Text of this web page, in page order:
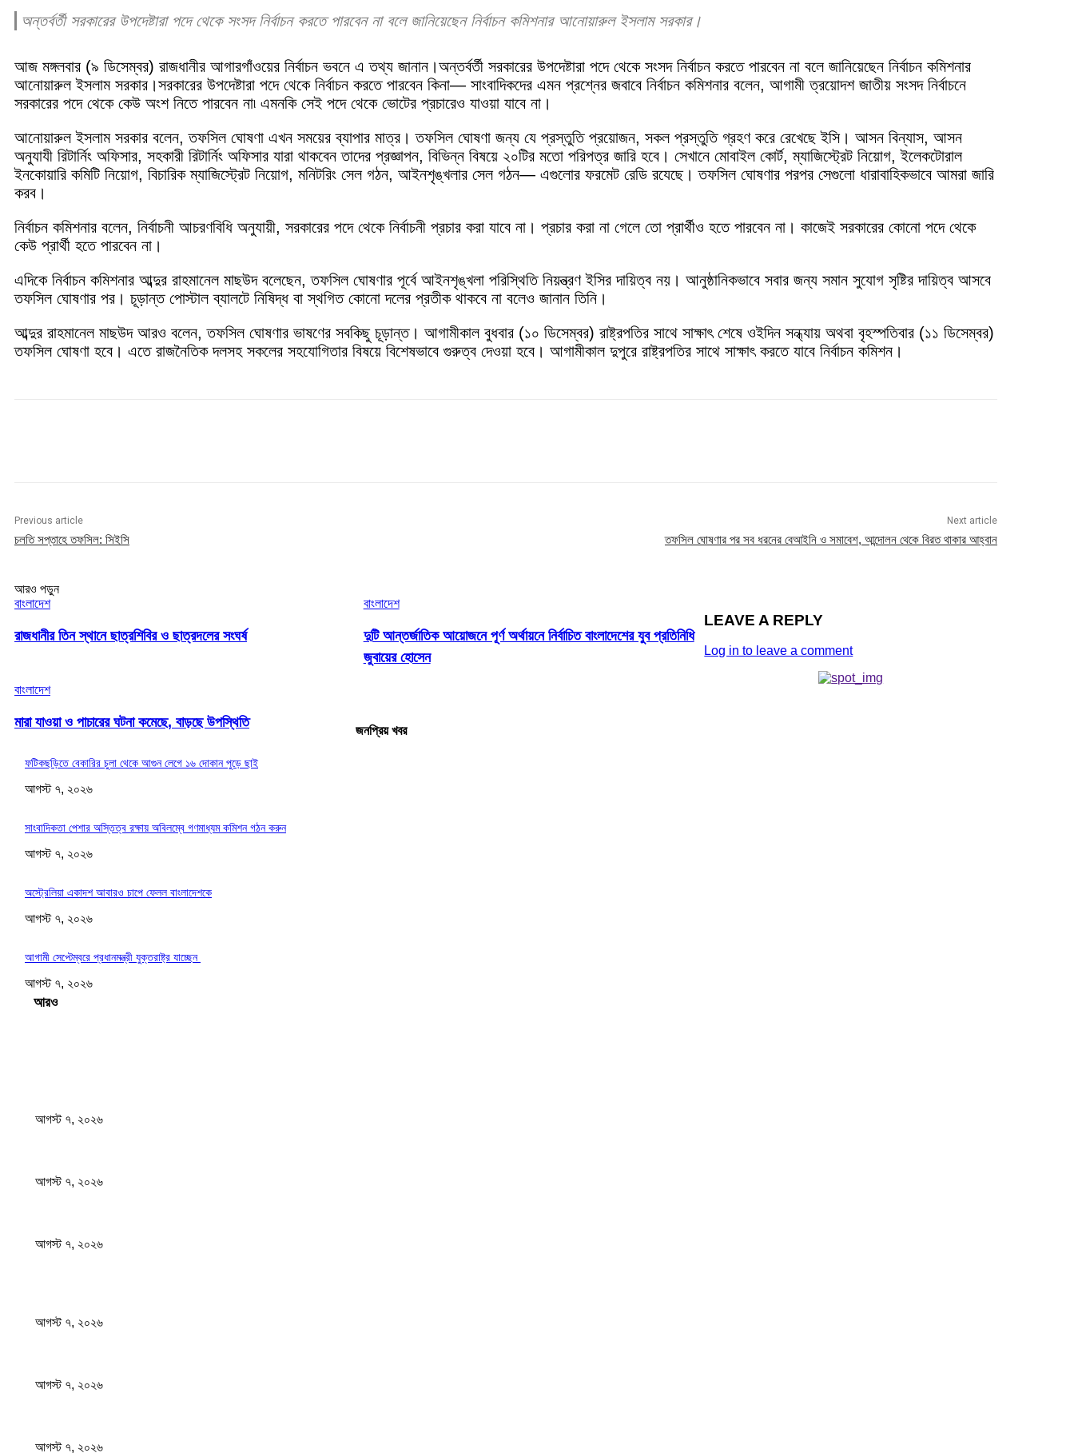
অন্তর্বর্তী সরকারের উপদেষ্টারা পদে থেকে সংসদ নির্বাচন করতে পারবেন না বলে জানিয়েছেন নির্বাচন কমিশনার আনোয়ারুল ইসলাম সরকার।
আজ মঙ্গলবার (৯ ডিসেম্বর) রাজধানীর আগারগাঁওয়ের নির্বাচন ভবনে এ তথ্য জানান।অন্তর্বর্তী সরকারের উপদেষ্টারা পদে থেকে সংসদ নির্বাচন করতে পারবেন না বলে জানিয়েছেন নির্বাচন কমিশনার
আনোয়ারুল ইসলাম সরকার।সরকারের উপদেষ্টারা পদে থেকে নির্বাচন করতে পারবেন কিনা— সাংবাদিকদের এমন প্রশ্নের জবাবে নির্বাচন কমিশনার বলেন, আগামী ত্রয়োদশ জাতীয় সংসদ নির্বাচনে
সরকারের পদে থেকে কেউ অংশ নিতে পারবেন না৷ এমনকি সেই পদে থেকে ভোটের প্রচারেও যাওয়া যাবে না।
আনোয়ারুল ইসলাম সরকার বলেন, তফসিল ঘোষণা এখন সময়ের ব্যাপার মাত্র। তফসিল ঘোষণা জন্য যে প্রস্তুতি প্রয়োজন, সকল প্রস্তুতি গ্রহণ করে রেখেছে ইসি। আসন বিন্যাস, আসন
অনুযাযী রিটার্নিং অফিসার, সহকারী রিটার্নিং অফিসার যারা থাকবেন তাদের প্রজ্ঞাপন, বিভিন্ন বিষয়ে ২০টির মতো পরিপত্র জারি হবে। সেখানে মোবাইল কোর্ট, ম্যাজিস্ট্রেট নিয়োগ, ইলেকটোরাল
ইনকোয়ারি কমিটি নিয়োগ, বিচারিক ম্যাজিস্ট্রেট নিয়োগ, মনিটরিং সেল গঠন, আইনশৃঙ্খলার সেল গঠন— এগুলোর ফরমেট রেডি রযেছে। তফসিল ঘোষণার পরপর সেগুলো ধারাবাহিকভাবে আমরা জারি
করব।
নির্বাচন কমিশনার বলেন, নির্বাচনী আচরণবিধি অনুযায়ী, সরকারের পদে থেকে নির্বাচনী প্রচার করা যাবে না। প্রচার করা না গেলে তো প্রার্থীও হতে পারবেন না। কাজেই সরকারের কোনো পদে থেকে
কেউ প্রার্থী হতে পারবেন না।
এদিকে নির্বাচন কমিশনার আব্দুর রাহমানেল মাছউদ বলেছেন, তফসিল ঘোষণার পূর্বে আইনশৃঙ্খলা পরিস্থিতি নিয়ন্ত্রণ ইসির দায়িত্ব নয়। আনুষ্ঠানিকভাবে সবার জন্য সমান সুযোগ সৃষ্টির দায়িত্ব আসবে
তফসিল ঘোষণার পর। চূড়ান্ত পোস্টাল ব্যালটে নিষিদ্ধ বা স্থগিত কোনো দলের প্রতীক থাকবে না বলেও জানান তিনি।
আব্দুর রাহমানেল মাছউদ আরও বলেন, তফসিল ঘোষণার ভাষণের সবকিছু চূড়ান্ত। আগামীকাল বুধবার (১০ ডিসেম্বর) রাষ্ট্রপতির সাথে সাক্ষাৎ শেষে ওইদিন সন্ধ্যায় অথবা বৃহস্পতিবার (১১ ডিসেম্বর)
তফসিল ঘোষণা হবে। এতে রাজনৈতিক দলসহ সকলের সহযোগিতার বিষয়ে বিশেষভাবে গুরুত্ব দেওয়া হবে। আগামীকাল দুপুরে রাষ্ট্রপতির সাথে সাক্ষাৎ করতে যাবে নির্বাচন কমিশন।
Previous article
চলতি সপ্তাহে তফসিল: সিইসি
Next article
তফসিল ঘোষণার পর সব ধরনের বেআইনি ও সমাবেশ, আন্দোলন থেকে বিরত থাকার আহ্বান
আরও পড়ুন
বাংলাদেশ
রাজধানীর তিন স্থানে ছাত্রশিবির ও ছাত্রদলের সংঘর্ষ
বাংলাদেশ
দুটি আন্তর্জাতিক আয়োজনে পূর্ণ অর্থায়নে নির্বাচিত বাংলাদেশের যুব প্রতিনিধি
জুবায়ের হোসেন
বাংলাদেশ
মারা যাওয়া ও পাচারের ঘটনা কমেছে, বাড়ছে উপস্থিতি
LEAVE A REPLY
Log in to leave a comment
জনপ্রিয় খবর
ফটিকছড়িতে বেকারির চুলা থেকে আগুন লেগে ১৬ দোকান পুড়ে ছাই
আগস্ট ৭, ২০২৬
সাংবাদিকতা পেশার অস্তিত্ব রক্ষায় অবিলম্বে গণমাধ্যম কমিশন গঠন করুন
আগস্ট ৭, ২০২৬
অস্ট্রেলিয়া একাদশ আবারও চাপে ফেলল বাংলাদেশকে
আগস্ট ৭, ২০২৬
আগামী সেপ্টেম্বরে প্রধানমন্ত্রী যুক্তরাষ্ট্র যাচ্ছেন
আগস্ট ৭, ২০২৬
Load more
আগস্ট ৭, ২০২৬
আগস্ট ৭, ২০২৬
আগস্ট ৭, ২০২৬
আগস্ট ৭, ২০২৬
আগস্ট ৭, ২০২৬
আগস্ট ৭, ২০২৬